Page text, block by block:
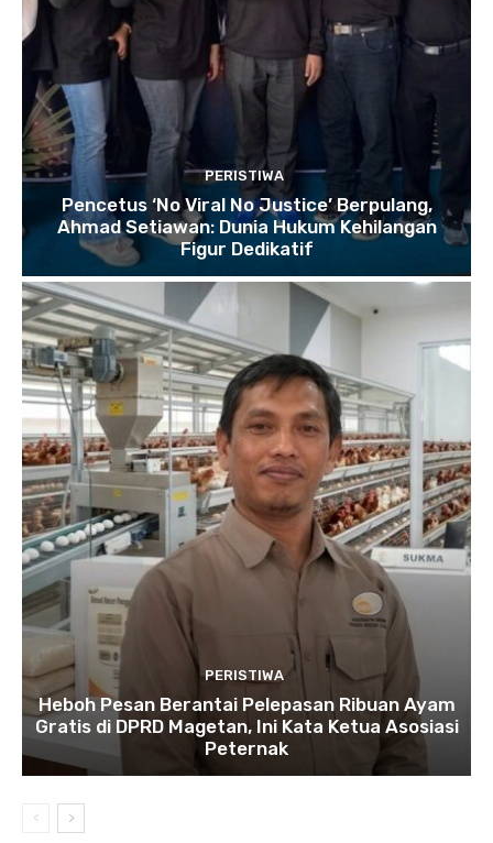
PERISTIWA
Pencetus ‘No Viral No Justice’ Berpulang,
Ahmad Setiawan: Dunia Hukum Kehilangan
Figur Dedikatif
PERISTIWA
Heboh Pesan Berantai Pelepasan Ribuan Ayam
Gratis di DPRD Magetan, Ini Kata Ketua Asosiasi
Peternak